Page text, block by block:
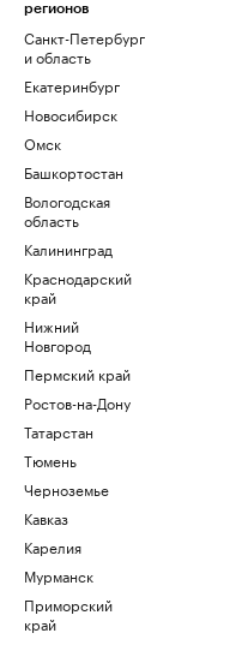
регионов
Санкт-Петербург
и область
Екатеринбург
Новосибирск
Омск
Башкортостан
Вологодская
область
Калининград
Краснодарский
край
Нижний
Новгород
Пермский край
Ростов-на-Дону
Татарстан
Тюмень
Черноземье
Кавказ
Карелия
Мурманск
Приморский
край